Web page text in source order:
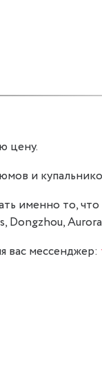
цену.
и
именно то,
Dongzhou,
вас мессенджер: